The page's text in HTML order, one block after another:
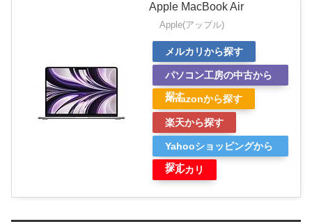
Apple MacBook Air
Apple(アップル)
メルカリから探す
パソコン工房の中古から
探す
Amazonから探す
楽天から探す
Yahooショッピングから
探す
メルカリ